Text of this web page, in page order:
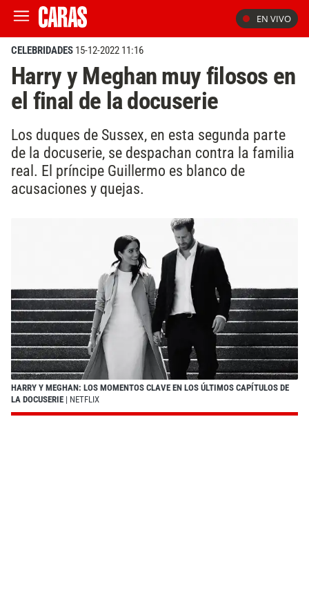
EN VIVO
CELEBRIDADES 15-12-2022 11:16
Harry y Meghan muy filosos en
el final de la docuserie
Los duques de Sussex, en esta segunda parte
de la docuserie, se despachan contra la familia
real. El príncipe Guillermo es blanco de
acusaciones y quejas.
HARRY Y MEGHAN: LOS MOMENTOS CLAVE EN LOS ÚLTIMOS CAPÍTULOS DE
LA DOCUSERIE | NETFLIX